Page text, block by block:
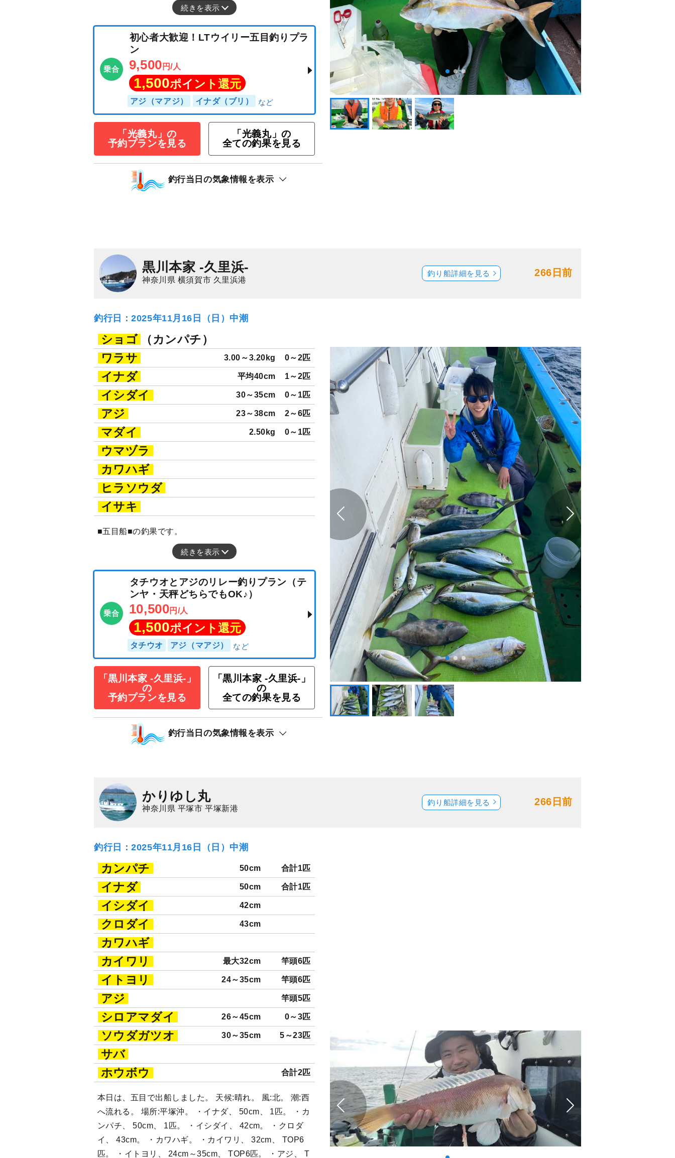
続きを表示
乗合
初心者大歓迎！LTウイリー五目釣りプラ
ン
9,500
1,500ポイント還元
アジ（マアジ） イナダ（ブリ）
「光義丸」の
予約プランを見る
「光義丸」の
全ての釣果を見る
釣行当日の気象情報を表示
黒川本家 -久里浜-
神奈川県 横須賀市 久里浜港
266日前
釣り船詳細を見る
釣行日：2025年11月16日（日）中潮
ショゴ
（カンパチ）
ワラサ
3.00～3.20kg 0～2匹
イナダ 平均40cm 1～2匹
イシダイ 30～35cm 0～1匹
アジ 23～38cm 2～6匹
マダイ 2.50kg 0～1匹
ウマヅラ
カワハギ
ヒラソウダ
イサキ
■五目船■の釣果です。
続きを表示
タチウオとアジのリレー釣りプラン（テ
ンヤ・天秤どちらでもOK♪）
10,500円/人
1,500ポイント還元
「黒川本家 -久里浜-」
の
予約プランを見る
「黒川本家 -久里浜-」
の
全ての釣果を見る
釣行当日の気象情報を表示
かりゆし丸
神奈川県 平塚市 平塚新港
266日前
釣り船詳細を見る
釣行日：2025年11月16日（日）中潮
カンパチ 50cm 合計1匹
イナダ 50cm 合計1匹
イシダイ 42cm
クロダイ 43cm
カワハギ
カイワリ
最大32cm 竿頭6匹
イトヨリ 24～35cm 竿頭6匹
アジ 竿頭5匹
シロアマダイ 26～45cm 0～3匹
ソウダガツオ 30～35cm 5～23匹
サバ
ホウボウ
合計2匹
本日は、五目で出船しました。 天候:晴れ。 風:北。 潮:西
へ流れる。 場所:平塚沖。 ・イナダ、 50cm、 1匹。 ・カ
ンパチ、 50cm、 1匹。 ・イシダイ、 42cm。 ・クロダ
イ、 43cm。 ・カワハギ。 ・カイワリ、 32cm、 TOP6
匹。 ・イトヨリ、 24cm～35cm、 TOP6匹。 ・アジ、 T